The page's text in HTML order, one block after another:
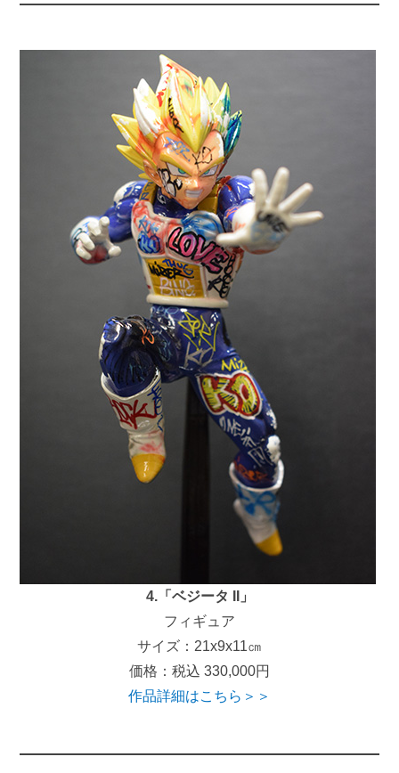
4.「ベジータ II」
フィギュア
サイズ：21x9x11㎝
価格：税込 330,000円
作品詳細はこちら＞＞